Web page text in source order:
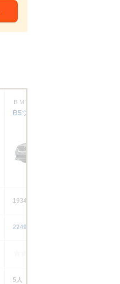
ＢＭＷアルピナ
B5ツーリング
1934.7～2020万円
2249万円
5人